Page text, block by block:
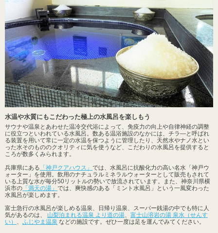
水温や水質にもこだわった極上の水風呂を楽しもう
サウナや温泉とあわせた温冷交代浴によって、免疫力の向上や自律神経の調整
に役立つといわれている水風呂。数ある温浴施設のなかには、チラ―と呼ばれ
る装置を用いて常に一定の水温を保つように管理したり、天然水やナノ水とい
った水そのもののクオリティに気を使うなど、こだわりの水風呂を提供すると
ころが数多くみられます。
兵庫県にある 「神戸クアハウス」 では、水風呂に抗酸化力の高い名水「神戸ウ
ォーター」を使用。飲用のナチュラルミネラルウォーターとして販売もされて
いる上質な水が毎分50リットルの勢いで放流されています。また、神奈川県横
浜市の 「満天の湯」 では、爽快感のある「ミント水風呂」という一風変わった
水風呂が楽しめます。
富士急行の水風呂が楽しめる温泉、日帰り温泉、スーパー銭湯の中でも特に人
気があるのは、 山梨泊まれる温泉 より道の湯、 富士山溶岩の湯 泉水（せんす
い） 、 ふじやま温泉 などの施設です。ぜひ一度は足を運んでみてください。